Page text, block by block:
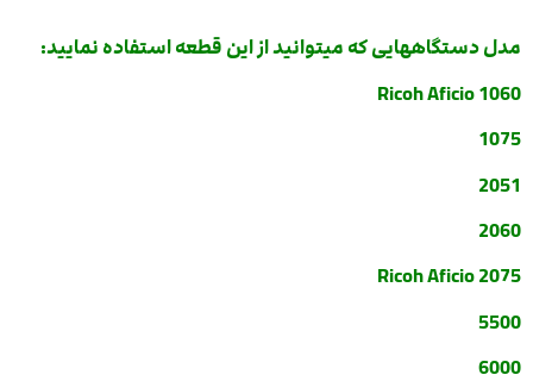
مدل دستگاههایی که میتوانید از این قطعه استفاده نمایید:
Ricoh Aficio 1060
1075
2051
2060
Ricoh Aficio 2075
5500
6000